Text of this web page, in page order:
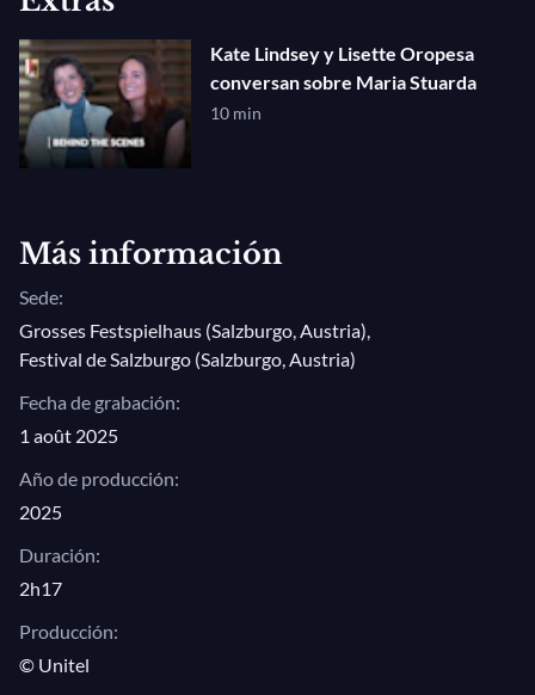
Kate Lindsey y Lisette Oropesa
conversan sobre Maria Stuarda
10 min
Más información
Sede:
Grosses Festspielhaus (Salzburgo, Austria),
Festival de Salzburgo (Salzburgo, Austria)
Fecha de grabación:
1 août 2025
Año de producción:
2025
Duración:
2h17
Producción:
© Unitel